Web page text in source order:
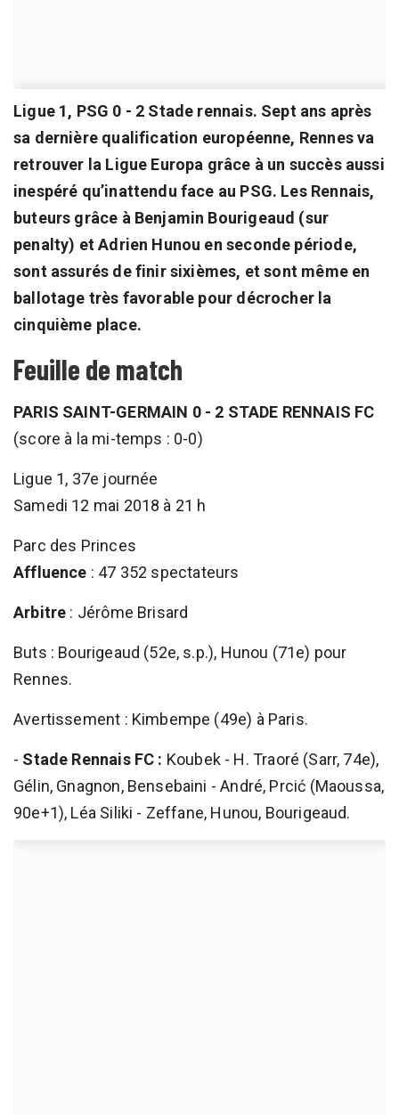
Ligue 1, PSG 0 - 2 Stade rennais. Sept ans après
sa dernière qualification européenne, Rennes va
retrouver la Ligue Europa grâce à un succès aussi
inespéré qu’inattendu face au PSG. Les Rennais,
buteurs grâce à Benjamin Bourigeaud (sur
penalty) et Adrien Hunou en seconde période,
sont assurés de finir sixièmes, et sont même en
ballotage très favorable pour décrocher la
cinquième place.
Feuille de match
PARIS SAINT-GERMAIN 0 - 2 STADE RENNAIS FC
(score à la mi-temps : 0-0)
Ligue 1, 37e journée
Samedi 12 mai 2018 à 21 h
Parc des Princes
Affluence : 47 352 spectateurs
Arbitre : Jérôme Brisard
Buts : Bourigeaud (52e, s.p.), Hunou (71e) pour
Rennes.
Avertissement : Kimbempe (49e) à Paris.
- Stade Rennais FC : Koubek - H. Traoré (Sarr, 74e),
Gélin, Gnagnon, Bensebaini - André, Prcić (Maoussa,
90e+1), Léa Siliki - Zeffane, Hunou, Bourigeaud.